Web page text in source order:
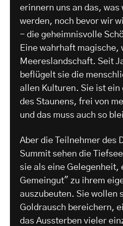
erinnern uns an das,
werden, noch bevor wir
- die geheimnisvolle
Eine wahrhaft magische,
Meereslandschaft. Seit
beflügelt sie die
allen Kulturen. Sie ist ein
des Staunens, frei von
und das muss auch so
Aber die Teilnehmer des
Summit sehen die
sie als eine Gelegenheit,
Gemeingut" zu ihrem
auszubeuten. Sie wollen
Goldrausch bereichern,
das Aussterben vieler